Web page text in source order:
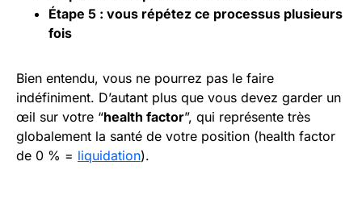
Étape 5 : vous répétez ce processus plusieurs
fois
Bien entendu, vous ne pourrez pas le faire
indéfiniment. D’autant plus que vous devez garder un
œil sur votre “health factor”, qui représente très
globalement la santé de votre position (health factor
de 0 % = liquidation).